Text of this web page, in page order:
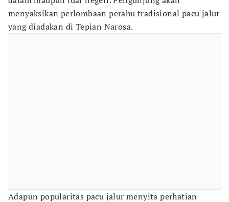
menyaksikan perlombaan perahu tradisional pacu jalur
yang diadakan di Tepian Narosa.
Adapun popularitas pacu jalur menyita perhatian